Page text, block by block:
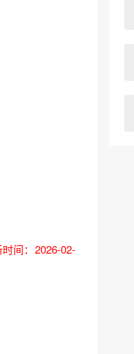
间：2026-02-